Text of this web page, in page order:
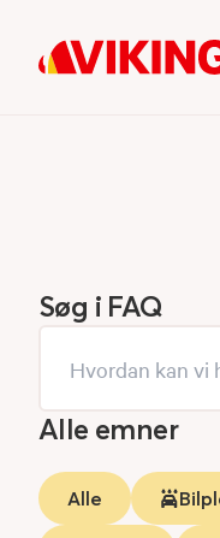
Søg i FAQ
Alle emner
Alle